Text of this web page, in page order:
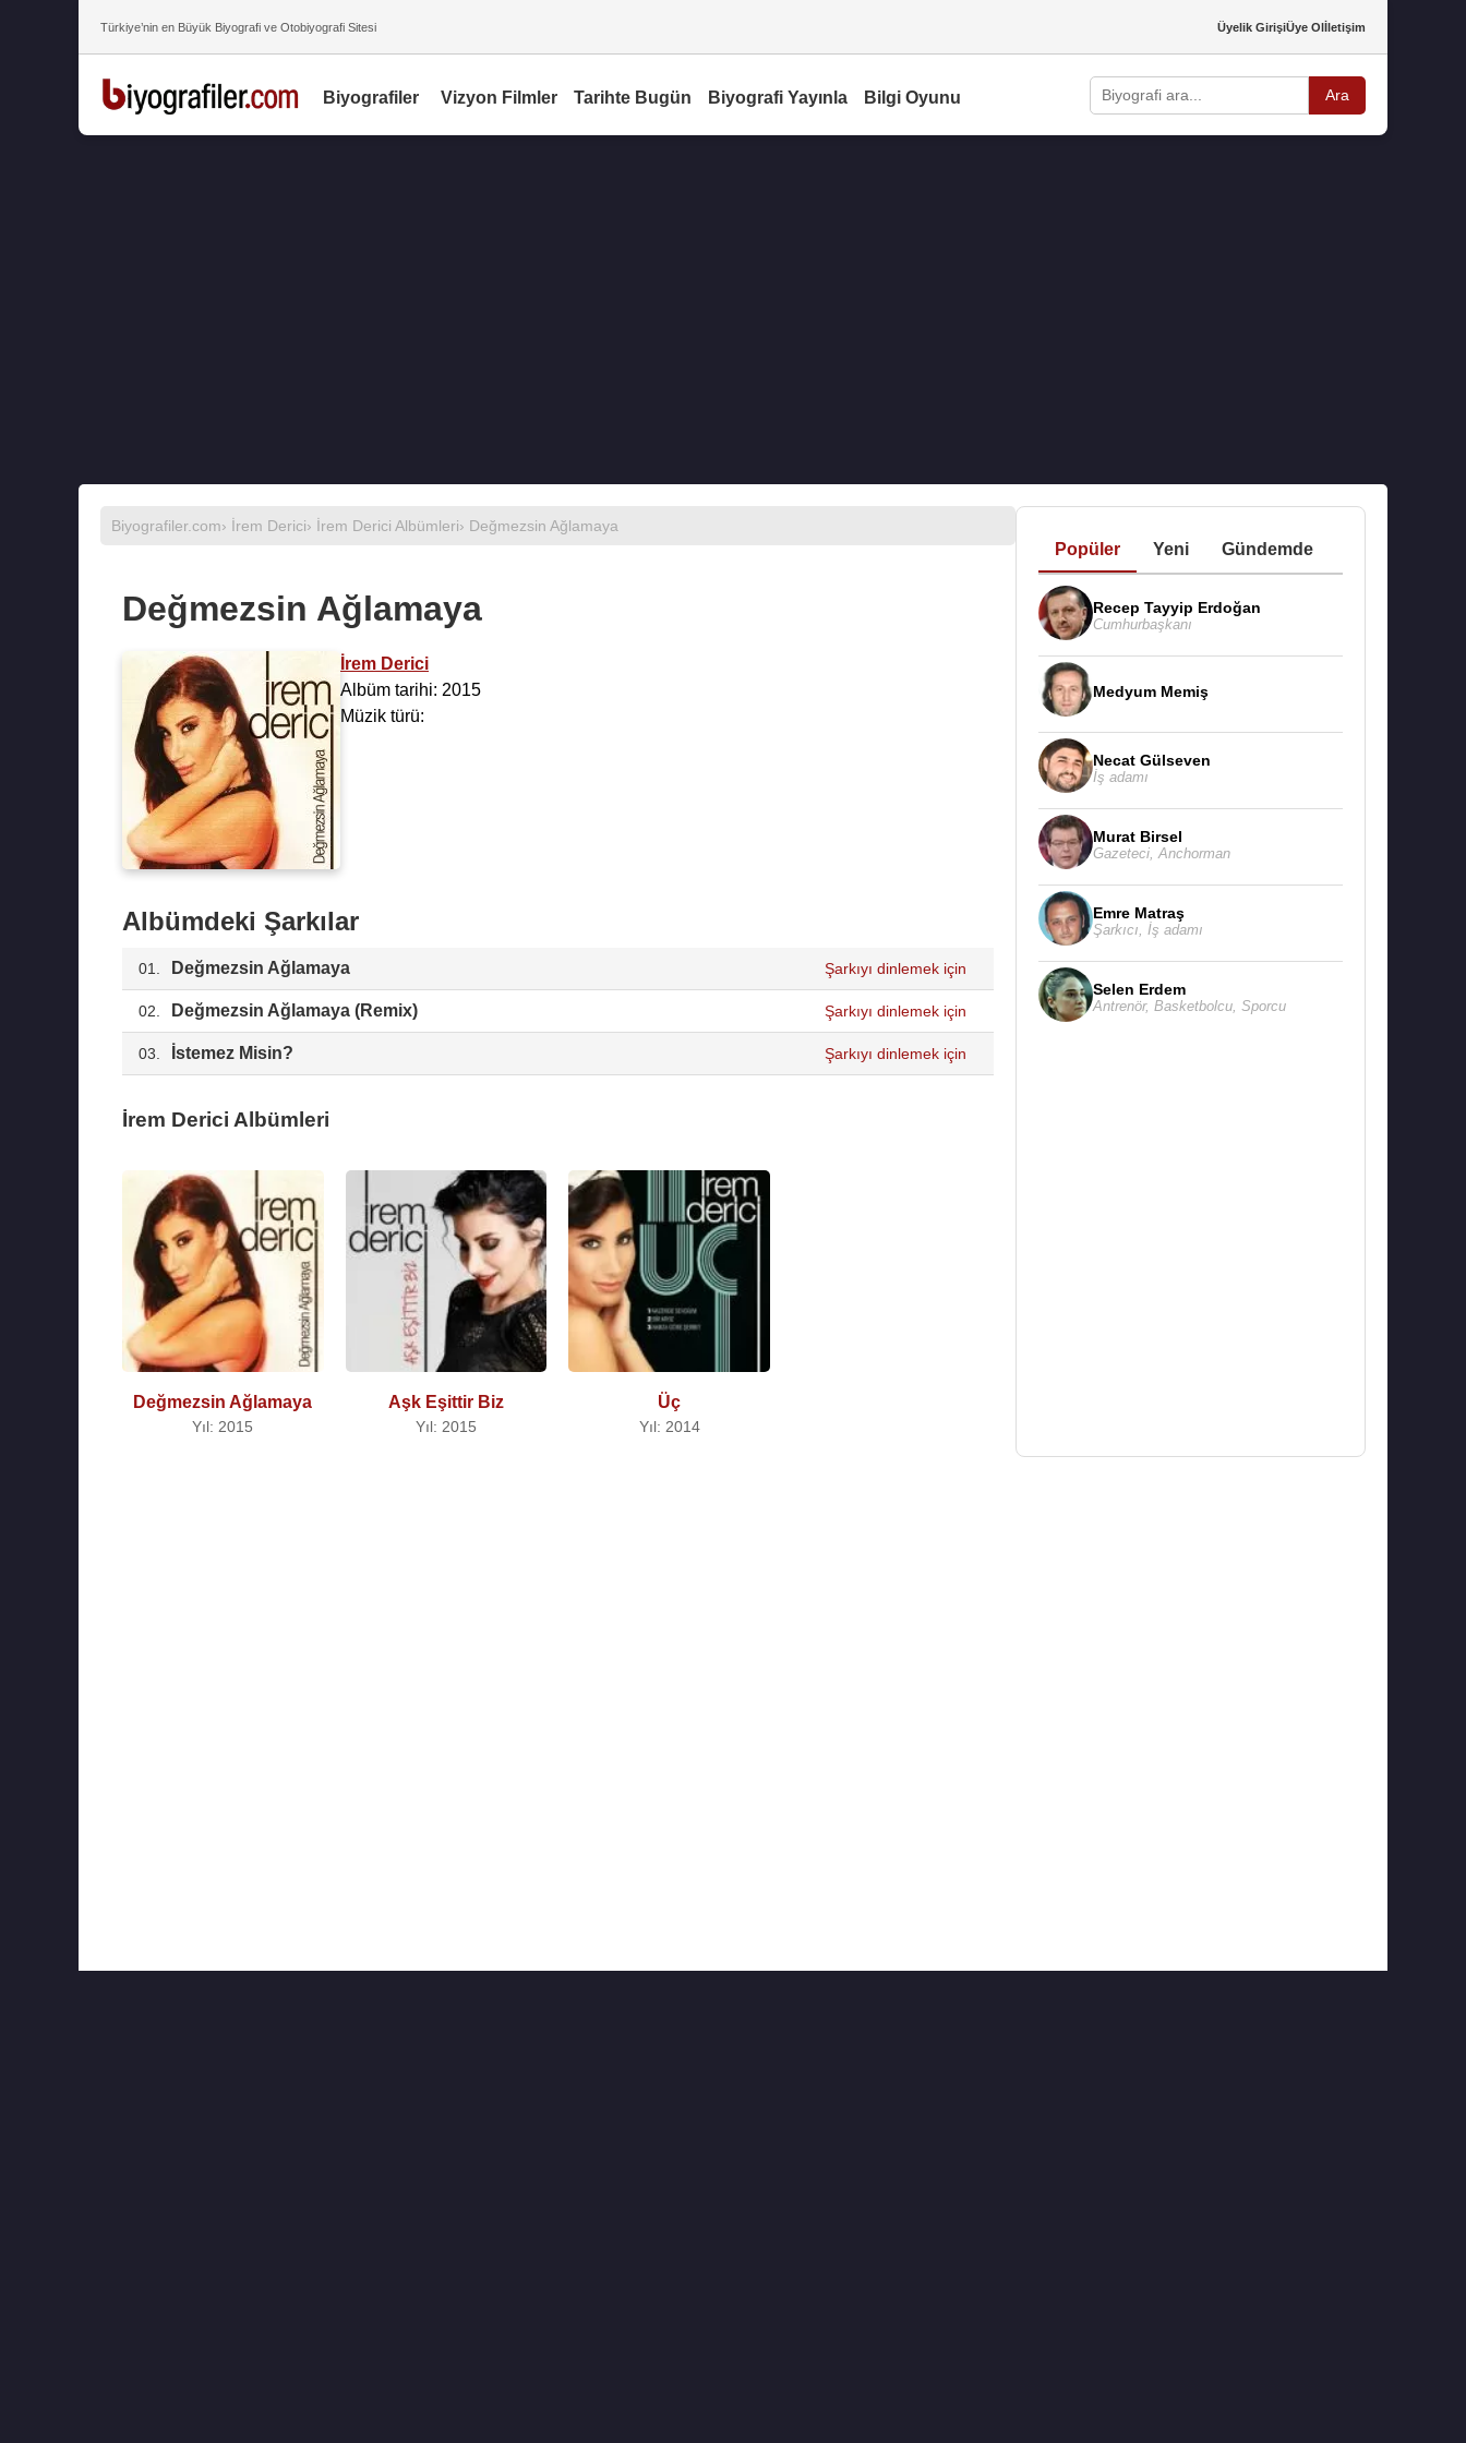
Türkiye’nin en Büyük Biyografi ve Otobiyografi Sitesi Üyelik GirişiÜye Olİletişim
Biyografiler Vizyon Filmler Tarihte Bugün Biyografi Yayınla Bilgi Oyunu Ara
Biyografiler.com› İrem Derici› İrem Derici Albümleri› Değmezsin Ağlamaya
Değmezsin Ağlamaya
İrem Derici
Albüm tarihi: 2015
Müzik türü:
Albümdeki Şarkılar
01. Değmezsin Ağlamaya Şarkıyı dinlemek için
02. Değmezsin Ağlamaya (Remix) Şarkıyı dinlemek için
03. İstemez Misin? Şarkıyı dinlemek için
İrem Derici Albümleri
Değmezsin Ağlamaya
Yıl: 2015
Aşk Eşittir Biz
Yıl: 2015
Üç
Yıl: 2014
Popüler Yeni Gündemde
Recep Tayyip Erdoğan
Cumhurbaşkanı
Medyum Memiş
Necat Gülseven
İş adamı
Murat Birsel
Gazeteci, Anchorman
Emre Matraş
Şarkıcı İş adamı
Selen Erdem
Antrenör, Basketbolcu, Sporcu